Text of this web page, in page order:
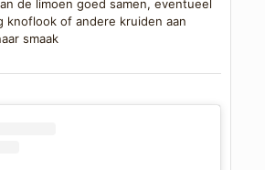
de limoen goed samen, eventueel
knoflook of andere kruiden aan
smaak